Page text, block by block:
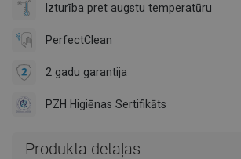
Izturība pret augstu temperatūru
PerfectClean
2 gadu garantija
PZH Higiēnas Sertifikāts
Produkta detaļas